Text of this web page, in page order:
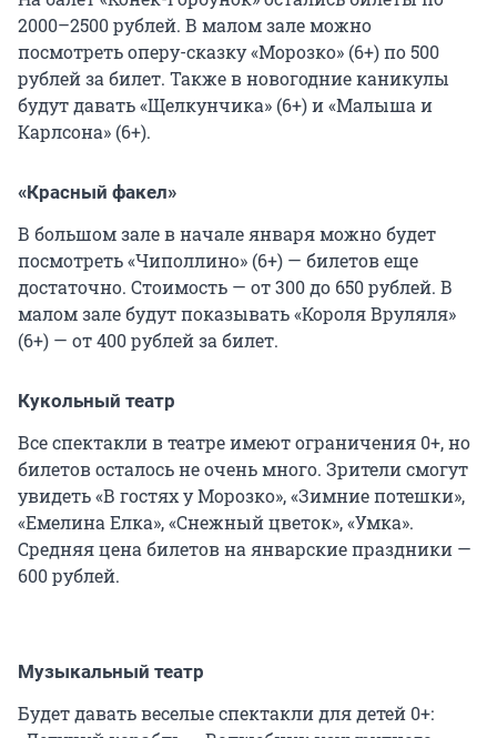
2000–2500 рублей. В малом зале можно
посмотреть оперу-сказку «Морозко» (6+) по 500
рублей за билет. Также в новогодние каникулы
будут давать «Щелкунчика» (6+) и «Малыша и
Карлсона» (6+).
«Красный факел»
В большом зале в начале января можно будет
посмотреть «Чиполлино» (6+) — билетов еще
достаточно. Стоимость — от 300 до 650 рублей. В
малом зале будут показывать «Короля Вруляля»
(6+) — от 400 рублей за билет.
Кукольный театр
Все спектакли в театре имеют ограничения 0+, но
билетов осталось не очень много. Зрители смогут
увидеть «В гостях у Морозко», «Зимние потешки»,
«Емелина Елка», «Снежный цветок», «Умка».
Средняя цена билетов на январские праздники —
600 рублей.
Музыкальный театр
Будет давать веселые спектакли для детей 0+: